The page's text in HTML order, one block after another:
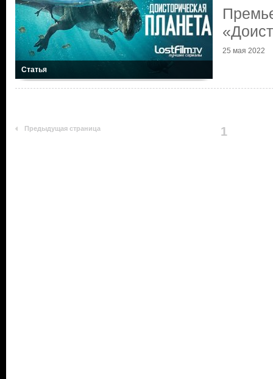
Статья
25 мая 2022
Предыдущая страница 1